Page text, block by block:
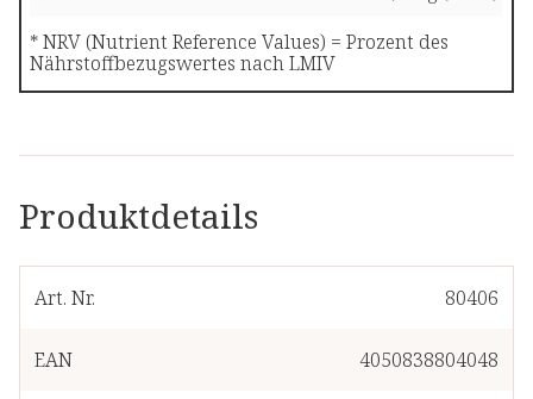
Produktdetails
Art. Nr. 80406
EAN 4050838804048
* NRV (Nutrient Reference Values) = Prozent des
Nährstoffbezugswertes nach LMIV